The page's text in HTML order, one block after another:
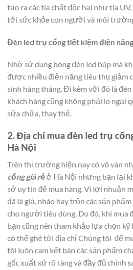
tạo ra các tia chất độc hại như tia
tới sức khỏe con người và môi
Đèn led trụ cổng tiết kiệm điện
Nhờ sử dụng bóng đèn led búp mà
được nhiều điện năng tiêu thụ giảm
sinh hàng tháng. Đi kèm với đó là đèn
khách hàng cũng không phải lo ngại
sửa chữa, thay thế.
2. Địa chỉ mua đèn led trụ
Hà Nội
Trên thị trường hiện nay có vô vàn
cổng giá rẻở Hà Nội nhưng bạn lại
sở uy tín để mua hàng. Vì lợi nhuận
đã là giả, nháo hay trộn các sản
cho người tiêu dùng. Do đó, khi mua
bạn cũng nên tham khảo lựa chọn
có thể ghé tới địa chỉChúng tôi để
tôi luôn cam kết bán các sản phẩm
gốc xuất xứ rõ ràng và đầy đủ chính